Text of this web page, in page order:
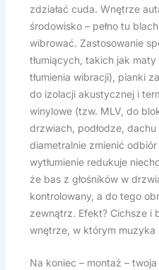
zdziałać cuda. Wnętrze
środowisko – pełno tu
wibrować. Zastosowanie
tłumiących, takich jak
tłumienia wibracji), pianki
do izolacji akustycznej i
winylowe (tzw. MLV, do
drzwiach, podłodze,
diametralnie zmienić
wytłumienie redukuje
że bas z głośników w
kontrolowany, a do tego
zewnątrz. Efekt? Cichsze i
wnętrze, w którym muzyka
Na koniec – montaż –